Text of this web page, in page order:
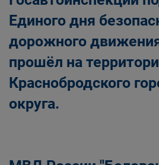
Единого дня
дорожного
прошёл на
Краснобродского
округа.